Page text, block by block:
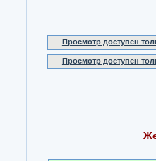
Просмотр доступен
Просмотр доступен